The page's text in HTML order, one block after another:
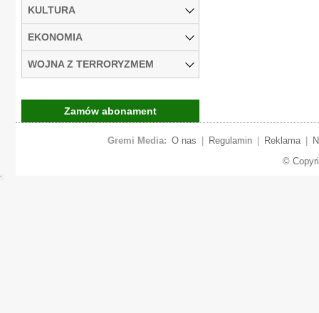
KULTURA
EKONOMIA
WOJNA Z TERRORYZMEM
Zamów abonament
Gremi Media: O nas Regulamin Reklama
©